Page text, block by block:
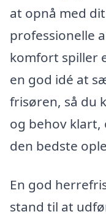
at opnå med
professionelle
komfort spiller
en god idé at
frisøren, så du
og behov klart,
den bedste
En god
stand til at